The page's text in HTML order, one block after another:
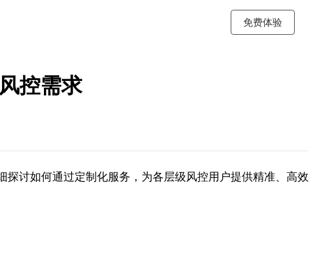
免费体验
控需求
讨如何通过定制化服务，为各层级风控用户提供精准、高效